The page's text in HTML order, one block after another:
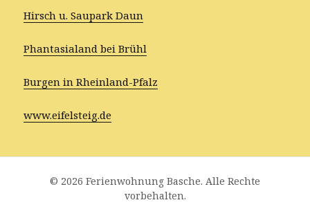
Hirsch u. Saupark Daun
Phantasialand bei Brühl
Burgen in Rheinland-Pfalz
www.eifelsteig.de
© 2026 Ferienwohnung Basche. Alle Rechte
vorbehalten.